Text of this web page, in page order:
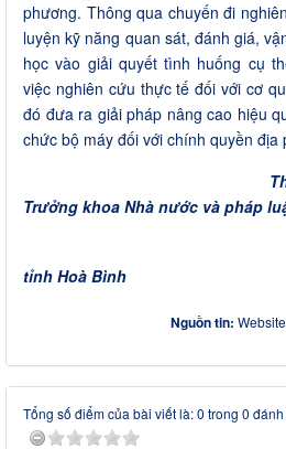
phương. Thông qua chuyến đi
luyện kỹ năng quan sát, đánh giá,
học vào giải quyết tình huống cụ
việc nghiên cứu thực tế đối với cơ
đó đưa ra giải pháp nâng cao hiệu
chức bộ máy đối với chính quyền
ThS. Hoàng
Trưởng khoa Nhà nước và pháp
Trường
tỉnh Hoà Bình
Nguồn tin:
Tổng số điểm của bài viết là: 0 trong 0